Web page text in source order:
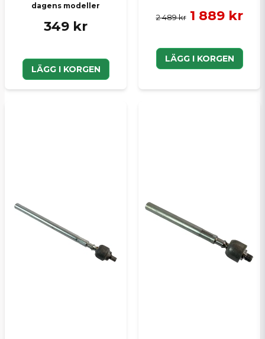
dagens modeller
349 kr
LÄGG I KORGEN
2 489 kr 1 889 kr
LÄGG I KORGEN